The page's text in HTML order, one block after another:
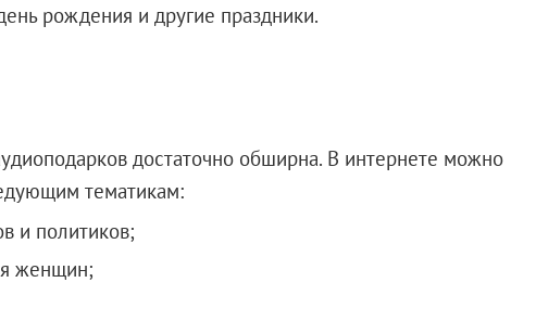
рождения и другие праздники.
достаточно обширна. В интернете можно
тематикам:
и политиков;
женщин;